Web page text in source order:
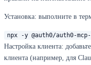
Установка: выполните в
npx -y @auth0/auth0-
Настройка клиента:
клиента (например, для